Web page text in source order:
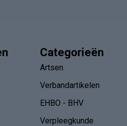
Categorieën
Artsen
Verbandartikelen
EHBO - BHV
Verpleegkunde